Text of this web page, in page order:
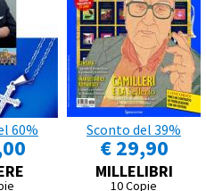
60% Sconto del 39%
€ 29,90
MILLELIBRI
10 Copie